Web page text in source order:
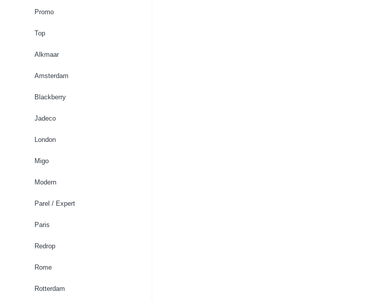
Promo
Top
Alkmaar
Amsterdam
Blackberry
Jadeco
London
Migo
Modern
Parel / Expert
Paris
Redrop
Rome
Rotterdam